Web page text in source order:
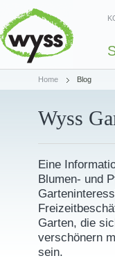
Home Blog
Wyss
Eine
Blumen- und
Garten, die
verschönern
sein.